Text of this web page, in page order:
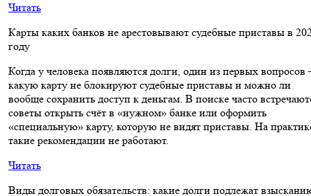
Читать
Карты каких банков не арестовывают судебные приставы в
году
Когда у человека появляются долги, один из первых вопросов
какую карту не блокируют судебные приставы и можно ли
вообще сохранить доступ к деньгам. В поиске часто
советы открыть счёт в «нужном» банке или оформить
«специальную» карту, которую не видят приставы. На
такие рекомендации не работают.
Читать
Виды долговых обязательств: какие долги подлежат